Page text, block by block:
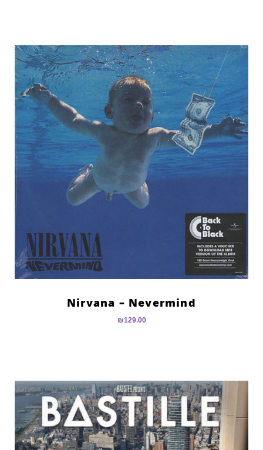
Nirvana – Nevermind
₪129.00